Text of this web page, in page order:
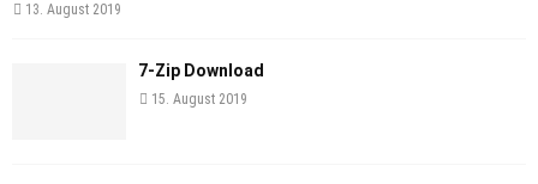
13. August 2019
7-Zip Download
15. August 2019